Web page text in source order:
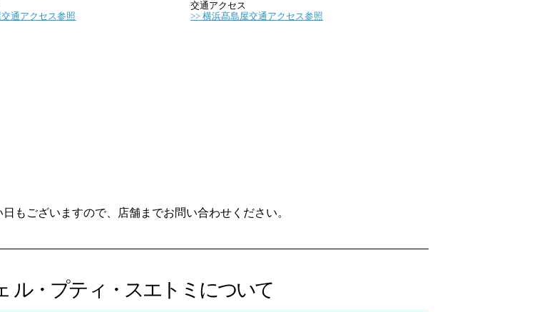
通アクセス参照
交通アクセス
横浜髙島屋交通アクセス参照
もございますので、店舗までお問い合わせください。
ル・プティ・スエトミについて